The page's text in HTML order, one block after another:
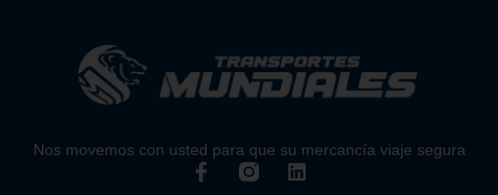
Nos movemos con usted para que su mercancía viaje segura